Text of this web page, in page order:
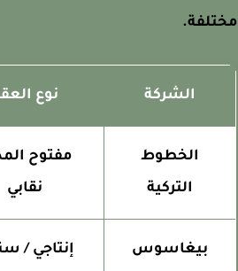
الشركة نوع العقد
الخطوط
التركية
مفتوح
نقابي
بيغاسوس إنتاجي /